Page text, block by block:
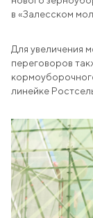
22
CONTACT US
в «Залесском
Для увеличения
переговоров
линейке